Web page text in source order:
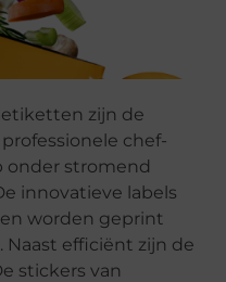
zijn de
chef-
onder stromend
innovatieve labels
worden geprint
efficiënt zijn de
stickers van